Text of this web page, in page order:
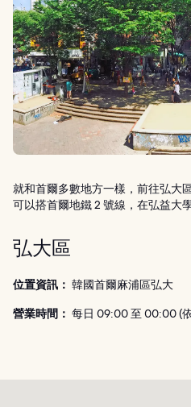
就和首爾多數地方一樣，前往弘大
可以搭首爾地鐵 2 號線，在弘益大
弘大區
位置資訊： 韓國首爾麻浦區弘大
營業時間： 每日 09:00 至 00:00 (